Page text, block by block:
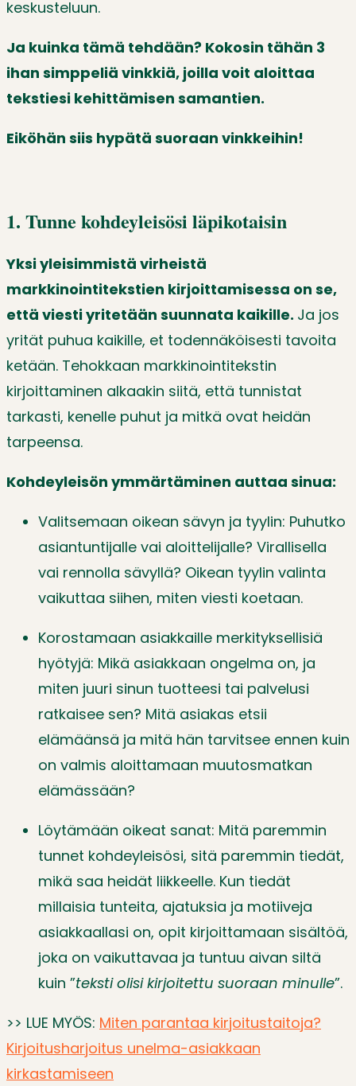
keskusteluun.
Ja kuinka tämä tehdään? Kokosin tähän 3
ihan simppeliä vinkkiä, joilla voit aloittaa
tekstiesi kehittämisen samantien.
Eiköhän siis hypätä suoraan vinkkeihin!
1. Tunne kohdeyleisösi läpikotaisin
Yksi yleisimmistä virheistä
markkinointitekstien kirjoittamisessa on se,
että viesti yritetään suunnata kaikille. Ja jos
yrität puhua kaikille, et todennäköisesti tavoita
ketään. Tehokkaan markkinointitekstin
kirjoittaminen alkaakin siitä, että tunnistat
tarkasti, kenelle puhut ja mitkä ovat heidän
tarpeensa.
Kohdeyleisön ymmärtäminen auttaa sinua:
Valitsemaan oikean sävyn ja tyylin: Puhutko
asiantuntijalle vai aloittelijalle? Virallisella
vai rennolla sävyllä? Oikean tyylin valinta
vaikuttaa siihen, miten viesti koetaan.
Korostamaan asiakkaille merkityksellisiä
hyötyjä: Mikä asiakkaan ongelma on, ja
miten juuri sinun tuotteesi tai palvelusi
ratkaisee sen? Mitä asiakas etsii
elämäänsä ja mitä hän tarvitsee ennen kuin
on valmis aloittamaan muutosmatkan
elämässään?
Löytämään oikeat sanat: Mitä paremmin
tunnet kohdeyleisösi, sitä paremmin tiedät,
mikä saa heidät liikkeelle. Kun tiedät
millaisia tunteita, ajatuksia ja motiiveja
asiakkaallasi on, opit kirjoittamaan sisältöä,
joka on vaikuttavaa ja tuntuu aivan siltä
kuin ”teksti olisi kirjoitettu suoraan minulle”.
>> LUE MYÖS: Miten parantaa kirjoitustaitoja?
Kirjoitusharjoitus unelma-asiakkaan
kirkastamiseen